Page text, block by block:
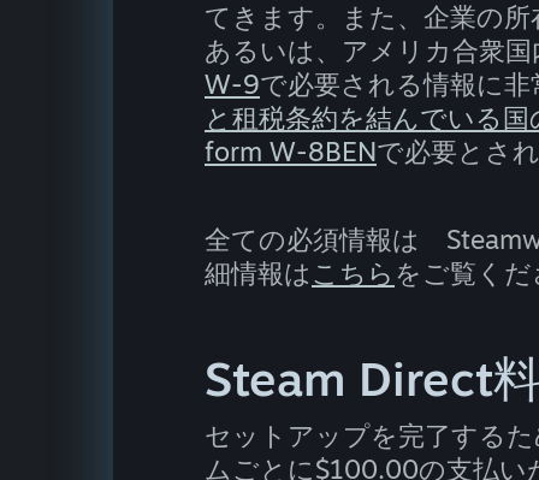
てきます。また、企業の
あるいは、アメリカ合衆
W-9で必要される情報に
と租税条約を結んでいる国
form W-8BENで必要とさ
全ての必須情報は
細情報はこちら をご覧く
Steam Direct
セットアップを完了する
ムごとに$100.00の支払い